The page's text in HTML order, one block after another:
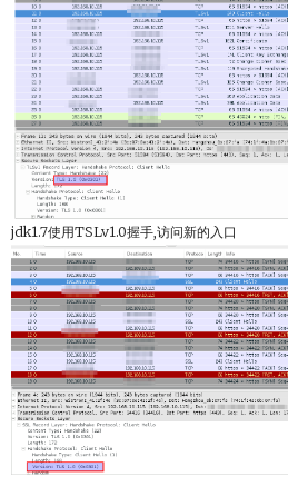
jdk1.7使用TSLv1.0握手,访问新的入口